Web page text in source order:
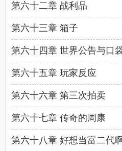
第六十二章 战利品
第六十三章 箱子
第六十四章 世界公告与口
第六十五章 玩家反应
第六十六章 第三次拍卖
第六十七章 传奇的周康
第六十八章 好想当富二代啊